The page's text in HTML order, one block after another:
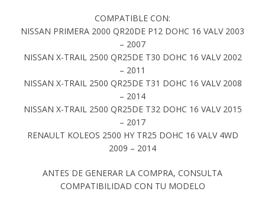
COMPATIBLE CON:
NISSAN PRIMERA 2000 QR20DE P12 DOHC 16 VALV 2003
– 2007
NISSAN X-TRAIL 2500 QR25DE T30 DOHC 16 VALV 2002
– 2011
NISSAN X-TRAIL 2500 QR25DE T31 DOHC 16 VALV 2008
– 2014
NISSAN X-TRAIL 2500 QR25DE T32 DOHC 16 VALV 2015
– 2017
RENAULT KOLEOS 2500 HY TR25 DOHC 16 VALV 4WD
2009 – 2014
ANTES DE GENERAR LA COMPRA, CONSULTA
COMPATIBILIDAD CON TU MODELO